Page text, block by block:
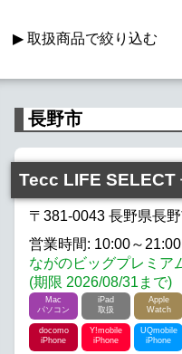
取扱商品で絞り込む
Apple Watch
Softbank iPhone
docomo iPhone
UQmobile iPhone
長野市
Tecc LIFE SELECT
〒381-0043 長野県長
営業時間: 10:00～21:00
ながのビッグプレミア
(期限 2026/08/31まで)
Mac
パソコン
iPad
取扱
Apple
Watch
docomo
iPhone
Y!mobile
iPhone
UQmobile
iPhone